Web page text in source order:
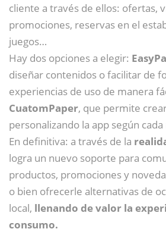
cliente a través de ellos: ofertas,
promociones, reservas en el
juegos…
Hay dos opciones a elegir:
diseñar contenidos o facilitar de
experiencias de uso de manera
CuatomPaper, que permite
personalizando la app según
En definitiva: a través de la
logra un nuevo soporte para
productos, promociones y
o bien ofrecerle alternativas de
local, llenando de valor la
consumo.